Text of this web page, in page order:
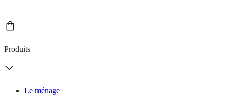
Produits
Le ménage